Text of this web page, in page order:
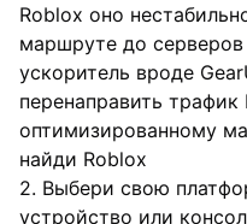
Roblox оно
маршруте до
ускоритель вроде
перенаправить
оптимизированному
найди Roblox
2. Выбери свою
устройство или